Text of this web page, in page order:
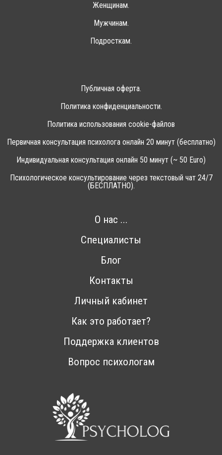
Женщинам.
Мужчинам.
Подросткам.
Публичная оферта.
Политика конфиденциальности.
Политика использования cookie-файлов
Первичная консультация психолога онлайн 20 минут (бесплатно)
Индивидуальная консультация онлайн 50 минут (~ 50 Euro)
Психологическое консультирование через текстовый чат 24/7
(БЕСПЛАТНО).
О нас ...
Специалисты
Блог
Контакты
Личный кабинет
Как это работает?
Поддержка клиентов
Вопрос психологам